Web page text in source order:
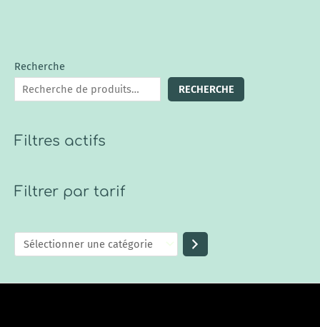
Recherche
RECHERCHE
Filtres actifs
Filtrer par tarif